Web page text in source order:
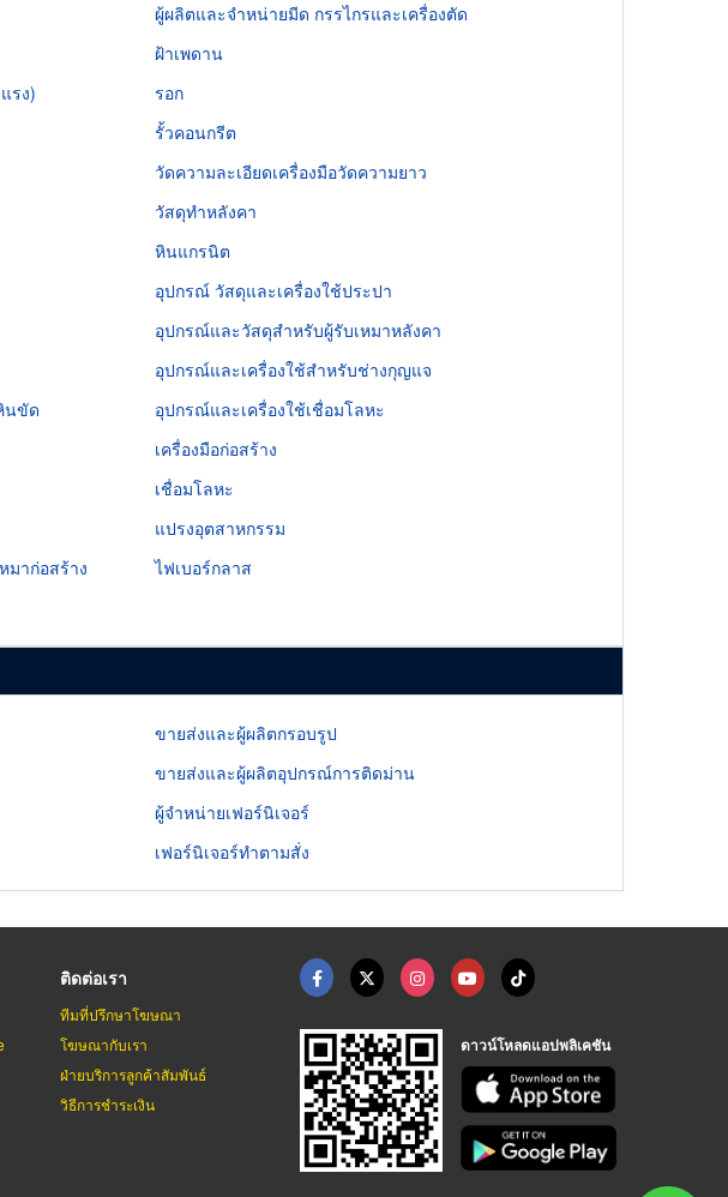
ผู้ผลิตและจำหน่ายมีด กรรไกรและเครื่องตัด
ฝ้าเพดาน
รง)
รอก
รั้วคอนกรีต
วัดความละเอียดเครื่องมือวัดความยาว
วัสดุทำหลังคา
หินแกรนิต
อุปกรณ์ วัสดุและเครื่องใช้ประปา
อุปกรณ์และวัสดุสำหรับผู้รับเหมาหลังคา
อุปกรณ์และเครื่องใช้สำหรับช่างกุญแจ
นขัด
อุปกรณ์และเครื่องใช้เชื่อมโลหะ
เครื่องมือก่อสร้าง
เชื่อมโลหะ
แปรงอุตสาหกรรม
มาก่อสร้าง
ไฟเบอร์กลาส
ขายส่งและผู้ผลิตกรอบรูป
ขายส่งและผู้ผลิตอุปกรณ์การติดม่าน
ผู้จำหน่ายเฟอร์นิเจอร์
เฟอร์นิเจอร์ทำตามสั่ง
ติดต่อเรา
ทีมที่ปรึกษาโฆษณา
โฆษณากับเรา
ฝ่ายบริการลูกค้าสัมพันธ์
วิธีการชำระเงิน
ดาวน์โหลดแอปพลิเคชัน